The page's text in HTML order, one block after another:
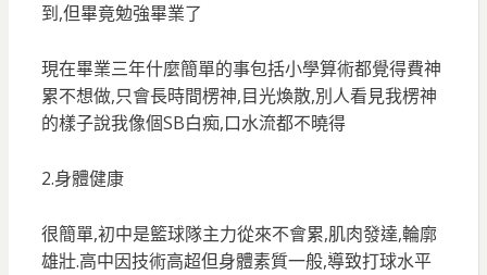
到,但畢竟勉強畢業了
現在畢業三年什麼簡單的事包括小學算術都覺得費神
累不想做,只會長時間楞神,目光煥散,別人看見我楞神
的樣子說我像個SB白痴,口水流都不曉得
2.身體健康
很簡單,初中是籃球隊主力從來不會累,肌肉發達,輪廓
雄壯.高中因技術高超但身體素質一般,導致打球水平